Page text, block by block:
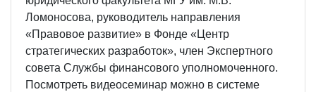
Ломоносова, руководитель направления
«Правовое развитие» в Фонде «Центр
стратегических разработок», член Экспертного
совета Службы финансового уполномоченного.
Посмотреть видеосеминар можно в системе